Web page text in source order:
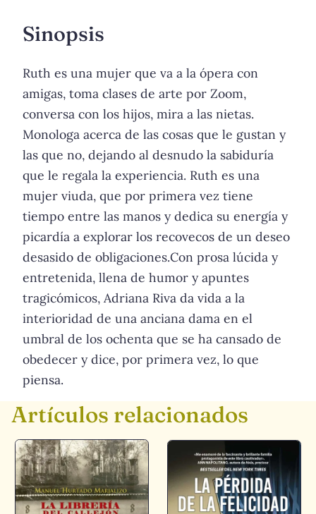
Sinopsis
Ruth es una mujer que va a la ópera con
amigas, toma clases de arte por Zoom,
conversa con los hijos, mira a las nietas.
Monologa acerca de las cosas que le gustan y
las que no, dejando al desnudo la sabiduría
que le regala la experiencia. Ruth es una
mujer viuda, que por primera vez tiene
tiempo entre las manos y dedica su energía y
picardía a explorar los recovecos de un deseo
desasido de obligaciones.Con prosa lúcida y
entretenida, llena de humor y apuntes
tragicómicos, Adriana Riva da vida a la
interioridad de una anciana dama en el
umbral de los ochenta que se ha cansado de
obedecer y dice, por primera vez, lo que
piensa.
Artículos relacionados